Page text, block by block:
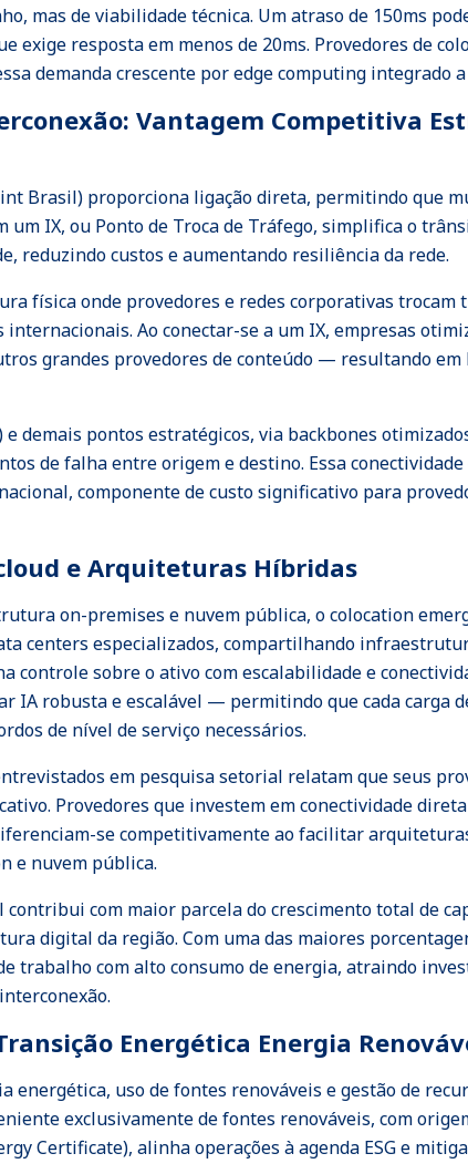
mas de viabilidade técnica. Um atraso de 150ms
exige resposta em menos de 20ms. Provedores de
demanda crescente por edge computing integrado a
Vantagem Competitiva
Brasil) proporciona ligação direta, permitindo que
um IX, ou Ponto de Troca de Tráfego, simplifica o
reduzindo custos e aumentando resiliência da rede.
física onde provedores e redes corporativas trocam
Ao conectar-se a um IX, empresas
grandes provedores de conteúdo — resultando
e demais pontos estratégicos, via backbones
de falha entre origem e destino. Essa
componente de custo significativo para
e Arquiteturas Híbridas
on-premises e nuvem pública, o colocation
centers especializados, compartilhando
controle sobre o ativo com escalabilidade e
IA robusta e escalável — permitindo que cada carga
de nível de serviço necessários.
em pesquisa setorial relatam que seus
Provedores que investem em conectividade
se competitivamente ao facilitar
e nuvem pública.
contribui com maior parcela do crescimento total de
digital da região. Com uma das maiores
trabalho com alto consumo de energia, atraindo
Energética Energia
energética, uso de fontes renováveis e gestão de
exclusivamente de fontes renováveis, com
Certificate), alinha operações à agenda ESG e